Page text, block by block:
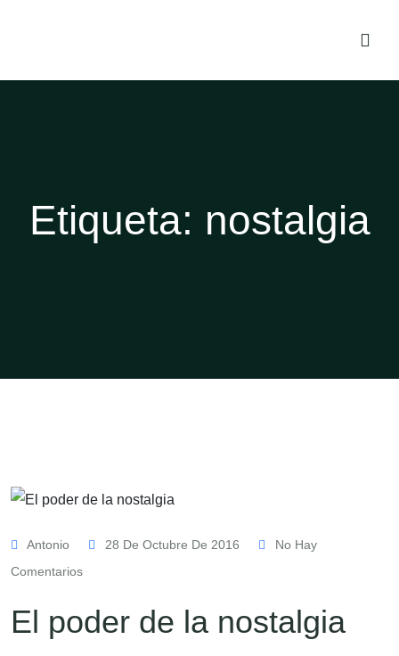
Etiqueta: nostalgia
Antonio 28 De Octubre De 2016
No Hay
Comentarios
El poder de la nostalgia